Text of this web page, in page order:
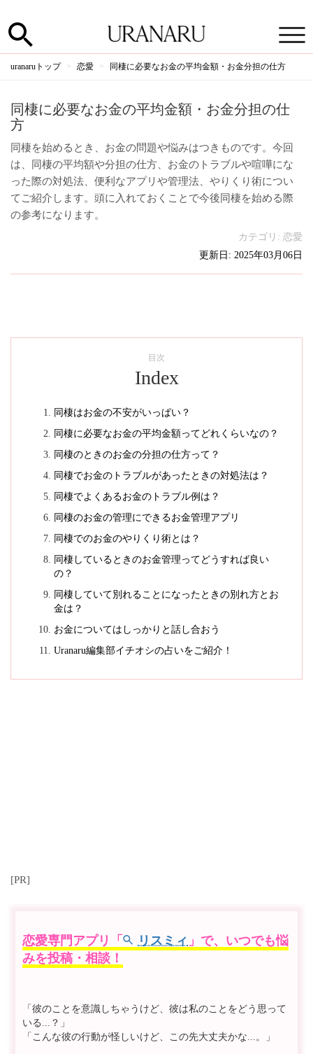
uranaruトップ 恋愛 同棲に必要なお金の平均金額・お金分担の仕方
同棲に必要なお金の平均金額・お金分担の仕
方
同棲を始めるとき、お金の問題や悩みはつきものです。今回
は、同棲の平均額や分担の仕方、お金のトラブルや喧嘩にな
った際の対処法、便利なアプリや管理法、やりくり術につい
てご紹介します。頭に入れておくことで今後同棲を始める際
の参考になります。
カテゴリ: 恋愛
更新日: 2025年03月06日
目次
Index
同棲はお金の不安がいっぱい？
同棲に必要なお金の平均金額ってどれくらいなの？
同棲のときのお金の分担の仕方って？
同棲でお金のトラブルがあったときの対処法は？
同棲でよくあるお金のトラブル例は？
同棲のお金の管理にできるお金管理アプリ
同棲でのお金のやりくり術とは？
同棲しているときのお金管理ってどうすれば良い
の？
同棲していて別れることになったときの別れ方とお
金は？
お金についてはしっかりと話し合おう
Uranaru編集部イチオシの占いをご紹介！
[PR]
恋愛専門アプリ「 リスミィ 」で、いつでも悩
みを投稿・相談！
「彼のことを意識しちゃうけど、彼は私のことをどう思って
いる...？」
「こんな彼の行動が怪しいけど、この先大丈夫かな...。」